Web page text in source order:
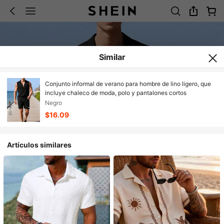
Similar
Conjunto informal de verano para hombre de lino ligero, que
incluye chaleco de moda, polo y pantalones cortos
Negro
$16.09
Artículos similares